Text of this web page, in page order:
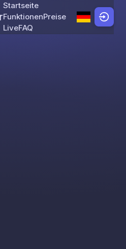
Skip to content
Startseite
FunktionenPreise
LiveFAQ